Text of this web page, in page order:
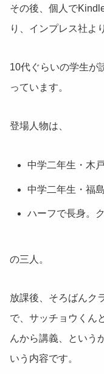
その後、個人で
り、インプレス社よ
10代ぐらいの学生が
っています。
登場人物は、
中学二年生・木
中学二年生・福
ハーフで長身。
の三人。
放課後、そろばんク
で、サッチョウくん
んから講義、という
いう内容です。